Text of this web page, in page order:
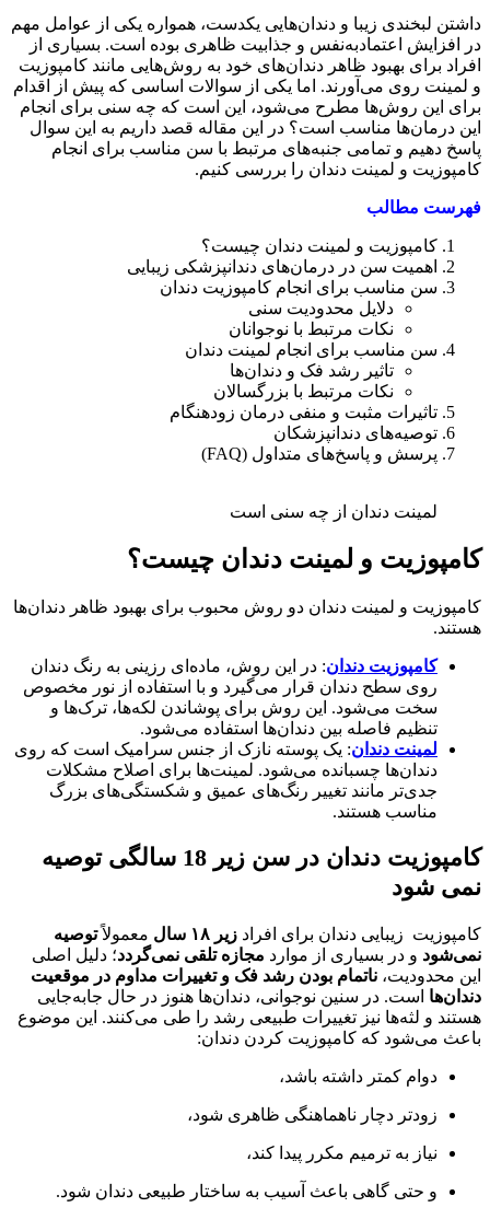
داشتن لبخندی زیبا و دندان‌هایی یکدست، همواره یکی از عوامل مهم
در افزایش اعتمادبه‌نفس و جذابیت ظاهری بوده است. بسیاری از
افراد برای بهبود ظاهر دندان‌های خود به روش‌هایی مانند کامپوزیت
و لمینت روی می‌آورند. اما یکی از سوالات اساسی که پیش از اقدام
برای این روش‌ها مطرح می‌شود، این است که چه سنی برای انجام
این درمان‌ها مناسب است؟ در این مقاله قصد داریم به این سوال
پاسخ دهیم و تمامی جنبه‌های مرتبط با سن مناسب برای انجام
کامپوزیت و لمینت دندان را بررسی کنیم.
فهرست مطالب
کامپوزیت و لمینت دندان چیست؟
اهمیت سن در درمان‌های دندانپزشکی زیبایی
سن مناسب برای انجام کامپوزیت دندان
دلایل محدودیت سنی
نکات مرتبط با نوجوانان
سن مناسب برای انجام لمینت دندان
تاثیر رشد فک و دندان‌ها
نکات مرتبط با بزرگسالان
تاثیرات مثبت و منفی درمان زودهنگام
توصیه‌های دندانپزشکان
پرسش و پاسخ‌های متداول (FAQ)
لمینت دندان از چه سنی است
کامپوزیت و لمینت دندان چیست؟
کامپوزیت و لمینت دندان دو روش محبوب برای بهبود ظاهر دندان‌ها
هستند.
کامپوزیت دندان: در این روش، ماده‌ای رزینی به رنگ دندان
روی سطح دندان قرار می‌گیرد و با استفاده از نور مخصوص
سخت می‌شود. این روش برای پوشاندن لکه‌ها، ترک‌ها و
تنظیم فاصله بین دندان‌ها استفاده می‌شود.
لمینت دندان: یک پوسته نازک از جنس سرامیک است که روی
دندان‌ها چسبانده می‌شود. لمینت‌ها برای اصلاح مشکلات
جدی‌تر مانند تغییر رنگ‌های عمیق و شکستگی‌های بزرگ
مناسب هستند.
کامپوزیت دندان در سن زیر 18 سالگی توصیه
نمی شود
کامپوزیت زیبایی دندان برای افراد زیر ۱۸ سال معمولاًتوصیه
نمی‌شود و در بسیاری از موارد مجازه تلقی نمی‌گردد؛ دلیل اصلی
این محدودیت، ناتمام بودن رشد فک و تغییرات مداوم در موقعیت
دندان‌ها است. در سنین نوجوانی، دندان‌ها هنوز در حال جابه‌جایی
هستند و لثه‌ها نیز تغییرات طبیعی رشد را طی می‌کنند. این موضوع
باعث می‌شود که کامپوزیت کردن دندان:
دوام کمتر داشته باشد،
زودتر دچار ناهماهنگی ظاهری شود،
نیاز به ترمیم مکرر پیدا کند،
و حتی گاهی باعث آسیب به ساختار طبیعی دندان شود.